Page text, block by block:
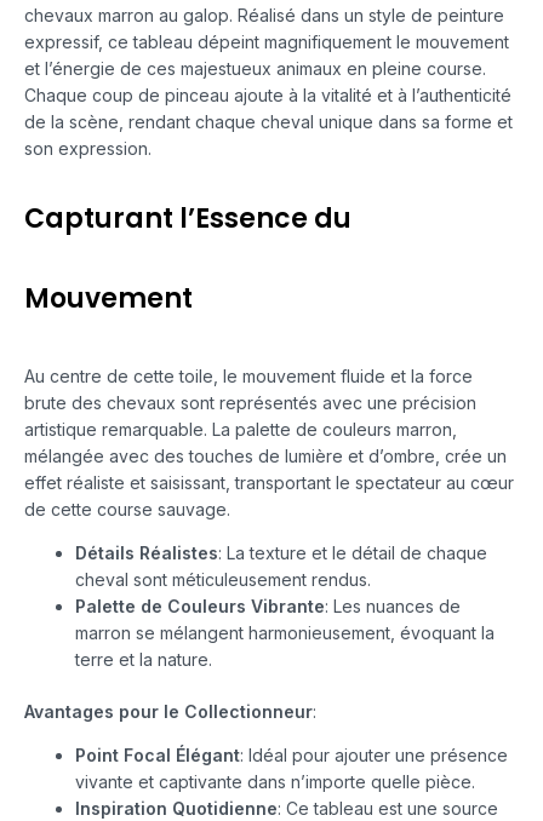
chevaux marron au galop. Réalisé dans un style de peinture
expressif, ce tableau dépeint magnifiquement le mouvement
et l’énergie de ces majestueux animaux en pleine course.
Chaque coup de pinceau ajoute à la vitalité et à l’authenticité
de la scène, rendant chaque cheval unique dans sa forme et
son expression.
Capturant l’Essence du
Mouvement
Au centre de cette toile, le mouvement fluide et la force
brute des chevaux sont représentés avec une précision
artistique remarquable. La palette de couleurs marron,
mélangée avec des touches de lumière et d’ombre, crée un
effet réaliste et saisissant, transportant le spectateur au cœur
de cette course sauvage.
Détails Réalistes: La texture et le détail de chaque
cheval sont méticuleusement rendus.
Palette de Couleurs Vibrante: Les nuances de
marron se mélangent harmonieusement, évoquant la
terre et la nature.
Avantages pour le Collectionneur:
Point Focal Élégant: Idéal pour ajouter une présence
vivante et captivante dans n’importe quelle pièce.
Inspiration Quotidienne: Ce tableau est une source